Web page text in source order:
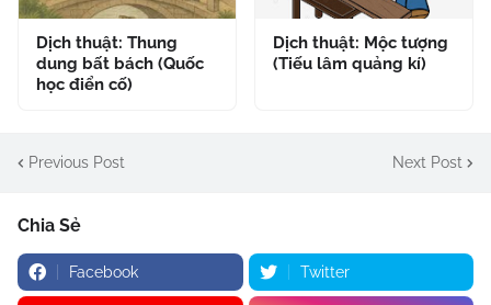
Dịch thuật: Thung
dung bất bách (Quốc
học điển cố)
Dịch thuật: Mộc tượng
(Tiếu lâm quảng kí)
Previous Post Next Post
Chia Sẻ
Facebook Twitter